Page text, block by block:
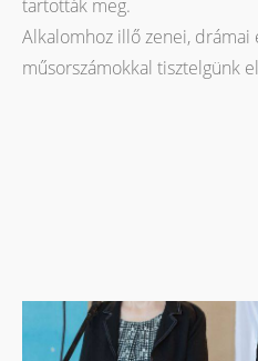
tartották meg.
Alkalomhoz illő zenei, drámai
műsorszámokkal tisztelgünk